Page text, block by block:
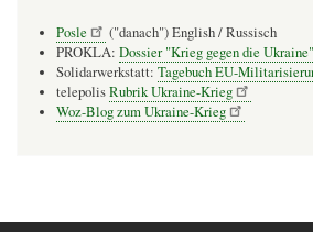
Posle
("danach") English / Russisch
PROKLA: Dossier "Krieg gegen die Ukraine"
Solidarwerkstatt: Tagebuch EU-
telepolisRubrik Ukraine-Krieg
Woz-Blog zum Ukraine-Krieg